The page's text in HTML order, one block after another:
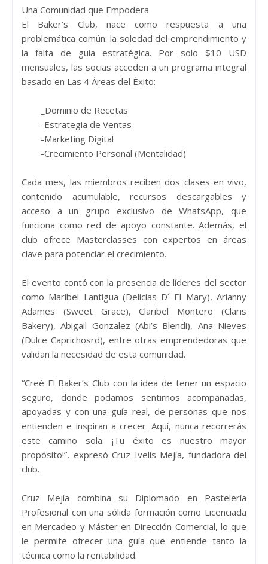
Una Comunidad que Empodera
El Baker’s Club, nace como respuesta a una
problemática común: la soledad del emprendimiento y
la falta de guía estratégica. Por solo $10 USD
mensuales, las socias acceden a un programa integral
basado en Las 4 Áreas del Éxito:
_Dominio de Recetas
-Estrategia de Ventas
-Marketing Digital
-Crecimiento Personal (Mentalidad)
Cada mes, las miembros reciben dos clases en vivo,
contenido acumulable, recursos descargables y
acceso a un grupo exclusivo de WhatsApp, que
funciona como red de apoyo constante. Además, el
club ofrece Masterclasses con expertos en áreas
clave para potenciar el crecimiento.
El evento contó con la presencia de líderes del sector
como Maribel Lantigua (Delicias D´ El Mary), Arianny
Adames (Sweet Grace), Claribel Montero (Claris
Bakery), Abigail Gonzalez (Abi’s Blendi), Ana Nieves
(Dulce Caprichosrd), entre otras emprendedoras que
validan la necesidad de esta comunidad.
“Creé El Baker’s Club con la idea de tener un espacio
seguro, donde podamos sentirnos acompañadas,
apoyadas y con una guía real, de personas que nos
entienden e inspiran a crecer. Aquí, nunca recorrerás
este camino sola. ¡Tu éxito es nuestro mayor
propósito!”, expresó Cruz Ivelis Mejía, fundadora del
club.
Cruz Mejía combina su Diplomado en Pastelería
Profesional con una sólida formación como Licenciada
en Mercadeo y Máster en Dirección Comercial, lo que
le permite ofrecer una guía que entiende tanto la
técnica como la rentabilidad.